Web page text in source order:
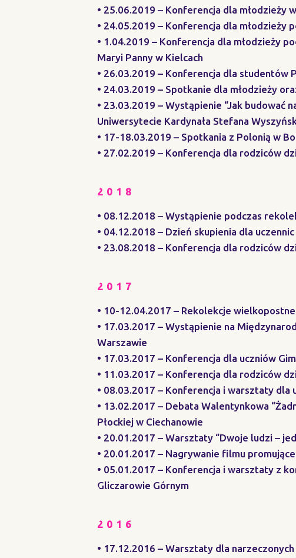
• 25.06.2019 – Konferencja dla młodzieży
• 24.05.2019 – Konferencja dla młodzieży
• 1.04.2019 – Konferencja dla młodzieży
Maryi Panny w Kielcach
• 26.03.2019 – Konferencja dla studentów
• 24.03.2019 – Spotkanie dla młodzieży
• 23.03.2019 – Wystąpienie “Jak budować
Uniwersytecie Kardynała Stefana
• 17-18.03.2019 – Spotkania z Polonią w
• 27.02.2019 – Konferencja dla rodziców
2018
• 08.12.2018 – Wystąpienie podczas
• 04.12.2018 – Dzień skupienia dla
• 23.08.2018 – Konferencja dla rodziców
2017
• 10-12.04.2017 – Rekolekcje
• 17.03.2017 – Wystąpienie na
Warszawie
• 17.03.2017 – Konferencja dla uczniów
• 11.03.2017 – Konferencja dla rodziców
• 08.03.2017 – Konferencja i warsztaty dla
• 13.02.2017 – Debata Walentynkowa
Płockiej w Ciechanowie
• 20.01.2017 – Warsztaty “Dwoje ludzi –
• 20.01.2017 – Nagrywanie filmu
• 05.01.2017 – Konferencja i warsztaty z
Gliczarowie Górnym
2016
• 17.12.2016 – Warsztaty dla